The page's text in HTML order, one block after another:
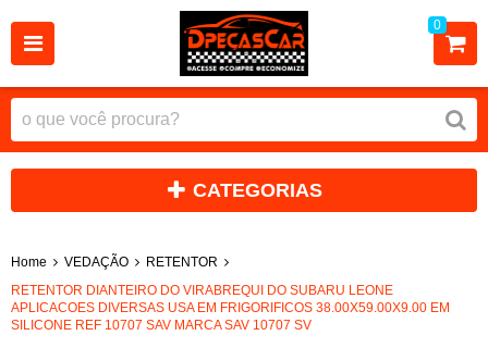
0
CATEGORIAS
Home VEDAÇÃO
RETENTOR
RETENTOR DIANTEIRO DO VIRABREQUI DO SUBARU LEONE
APLICACOES DIVERSAS USA EM FRIGORIFICOS 38.00X59.00X9.00 EM
SILICONE REF 10707 SAV MARCA SAV 10707 SV